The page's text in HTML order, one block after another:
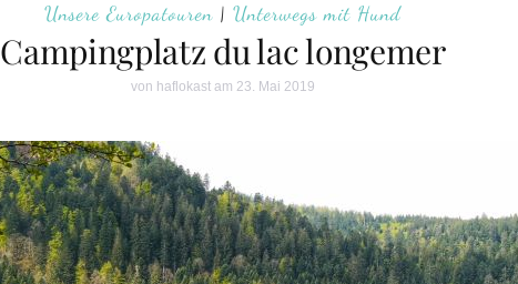
Unsere Europatouren | Unterwegs mit Hund
Campingplatz du lac longemer
von haflokast am 23. Mai 2019